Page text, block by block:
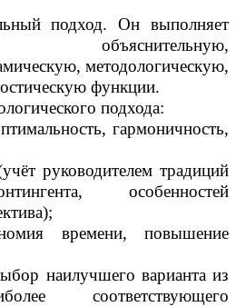
подход. Он выполняет
объяснительную,
методологическую,
функции.
подхода:
гармоничность,
руководителем традиций
особенностей
времени, повышение
наилучшего варианта из
соответствующего